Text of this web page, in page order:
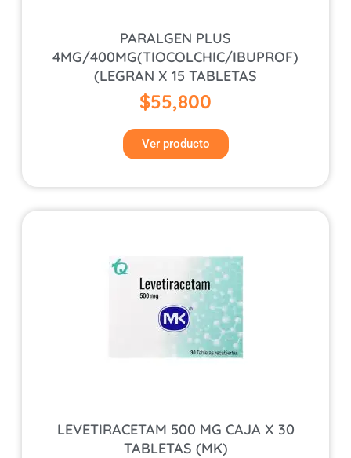
PARALGEN PLUS
4MG/400MG(TIOCOLCHIC/IBUPROF)
(LEGRAN X 15 TABLETAS
$55,800
Ver producto
LEVETIRACETAM 500 MG CAJA X 30
TABLETAS (MK)